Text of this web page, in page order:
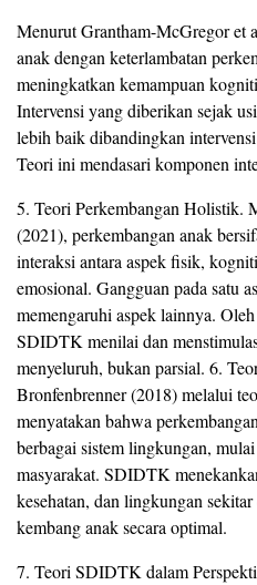
Menurut Grantham-McGregor et
anak dengan keterlambatan
meningkatkan kemampuan
Intervensi yang diberikan sejak
lebih baik dibandingkan
Teori ini mendasari komponen
5. Teori Perkembangan Holistik.
(2021), perkembangan anak
interaksi antara aspek fisik,
emosional. Gangguan pada satu
memengaruhi aspek lainnya.
SDIDTK menilai dan
menyeluruh, bukan parsial. 6.
Bronfenbrenner (2018) melalui
menyatakan bahwa
berbagai sistem lingkungan,
masyarakat. SDIDTK
kesehatan, dan lingkungan
kembang anak secara optimal.
7. Teori SDIDTK dalam